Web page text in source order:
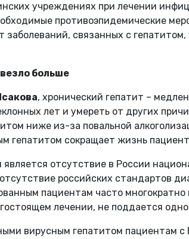
учреждениях при лечении
противоэпидемические
заболеваний, связанных с
больше
, хронический гепатит –
лет и умереть от других
ниже из-за повальной
гепатитом сокращает жизнь
отсутствие в России
российских стандартов
пациентам часто
лечении, не поддается
вирусным гепатитом пациентам с